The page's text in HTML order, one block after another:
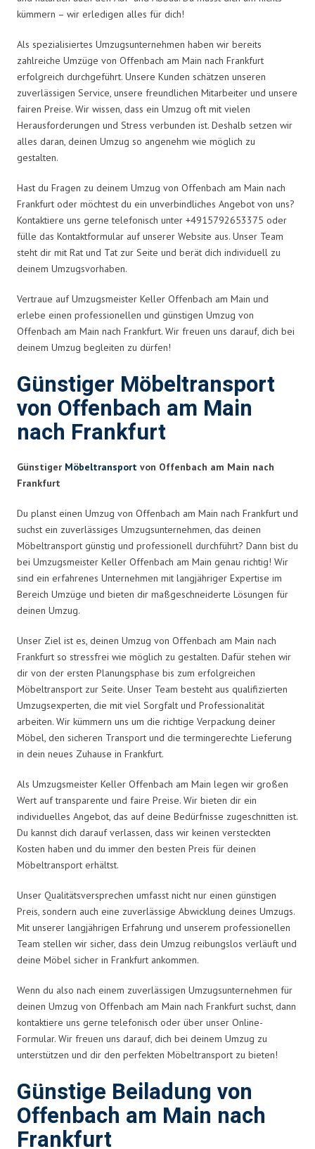
kümmern – wir erledigen alles für dich!
Als spezialisiertes Umzugsunternehmen haben wir bereits
zahlreiche Umzüge von Offenbach am Main nach Frankfurt
erfolgreich durchgeführt. Unsere Kunden schätzen unseren
zuverlässigen Service, unsere freundlichen Mitarbeiter und unsere
fairen Preise. Wir wissen, dass ein Umzug oft mit vielen
Herausforderungen und Stress verbunden ist. Deshalb setzen wir
alles daran, deinen Umzug so angenehm wie möglich zu
gestalten.
Hast du Fragen zu deinem Umzug von Offenbach am Main nach
Frankfurt oder möchtest du ein unverbindliches Angebot von uns?
Kontaktiere uns gerne telefonisch unter +4915792653375 oder
fülle das Kontaktformular auf unserer Website aus. Unser Team
steht dir mit Rat und Tat zur Seite und berät dich individuell zu
deinem Umzugsvorhaben.
Vertraue auf Umzugsmeister Keller Offenbach am Main und
erlebe einen professionellen und günstigen Umzug von
Offenbach am Main nach Frankfurt. Wir freuen uns darauf, dich bei
deinem Umzug begleiten zu dürfen!
Günstiger Möbeltransport
von Offenbach am Main
nach Frankfurt
Günstiger Möbeltransport von Offenbach am Main nach
Frankfurt
Du planst einen Umzug von Offenbach am Main nach Frankfurt und
suchst ein zuverlässiges Umzugsunternehmen, das deinen
Möbeltransport günstig und professionell durchführt? Dann bist du
bei Umzugsmeister Keller Offenbach am Main genau richtig! Wir
sind ein erfahrenes Unternehmen mit langjähriger Expertise im
Bereich Umzüge und bieten dir maßgeschneiderte Lösungen für
deinen Umzug.
Unser Ziel ist es, deinen Umzug von Offenbach am Main nach
Frankfurt so stressfrei wie möglich zu gestalten. Dafür stehen wir
dir von der ersten Planungsphase bis zum erfolgreichen
Möbeltransport zur Seite. Unser Team besteht aus qualifizierten
Umzugsexperten, die mit viel Sorgfalt und Professionalität
arbeiten. Wir kümmern uns um die richtige Verpackung deiner
Möbel, den sicheren Transport und die termingerechte Lieferung
in dein neues Zuhause in Frankfurt.
Als Umzugsmeister Keller Offenbach am Main legen wir großen
Wert auf transparente und faire Preise. Wir bieten dir ein
individuelles Angebot, das auf deine Bedürfnisse zugeschnitten ist.
Du kannst dich darauf verlassen, dass wir keinen versteckten
Kosten haben und du immer den besten Preis für deinen
Möbeltransport erhältst.
Unser Qualitätsversprechen umfasst nicht nur einen günstigen
Preis, sondern auch eine zuverlässige Abwicklung deines Umzugs.
Mit unserer langjährigen Erfahrung und unserem professionellen
Team stellen wir sicher, dass dein Umzug reibungslos verläuft und
deine Möbel sicher in Frankfurt ankommen.
Wenn du also nach einem zuverlässigen Umzugsunternehmen für
deinen Umzug von Offenbach am Main nach Frankfurt suchst, dann
kontaktiere uns gerne telefonisch oder über unser Online-
Formular. Wir freuen uns darauf, dich bei deinem Umzug zu
unterstützen und dir den perfekten Möbeltransport zu bieten!
Günstige Beiladung von
Offenbach am Main nach
Frankfurt